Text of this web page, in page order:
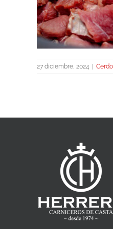
27 diciembre, 2024 Cerdo